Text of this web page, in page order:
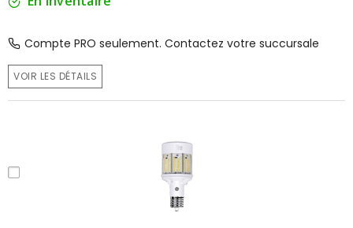
Compte PRO seulement. Contactez votre succursale
VOIR LES DÉTAILS